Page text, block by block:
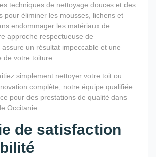
techniques de nettoyage douces et des
pour éliminer les mousses, lichens et
endommager les matériaux de
approche respectueuse de
un résultat impeccable et une
de votre toiture.
simplement nettoyer votre toit ou
complète, notre équipe qualifiée
pour des prestations de qualité dans
Occitanie.
de satisfaction